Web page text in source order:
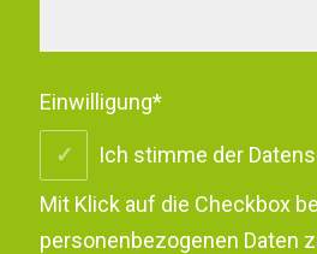
Einwilligung*
Ich stimme der
Mit Klick auf die Checkbox
personenbezogenen Daten